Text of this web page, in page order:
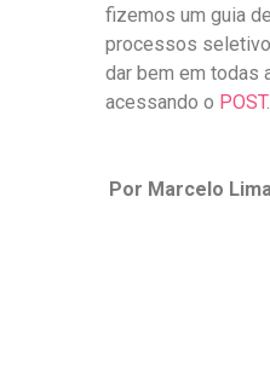
fizemos um guia
processos
dar bem em todas
acessando o POST.
Por Marcelo